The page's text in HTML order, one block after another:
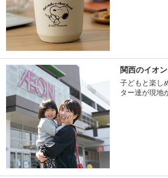
関西のイオ
子どもと楽し
ター達が現地